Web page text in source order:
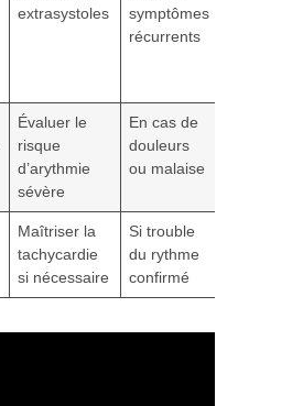
extrasystoles
symptômes
récurrents
Évaluer le
risque
d’arythmie
sévère
En cas de
douleurs
ou malaise
Maîtriser la
tachycardie
si nécessaire
Si trouble
du rythme
confirmé